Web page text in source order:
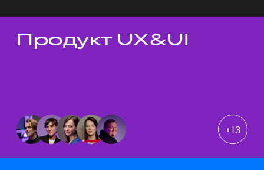
Темы докладов
Продукт UX&UI
+13